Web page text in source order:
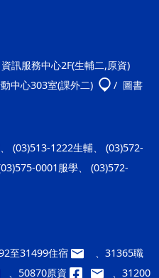
訊服務中心2F(生輔二,原資)
中心303室(課外二)
/ 圖書
(03)513-1222生輔、 (03)572-
0001服學、 (03)572-
至31499住宿
、31365職
、50870原資 、31200